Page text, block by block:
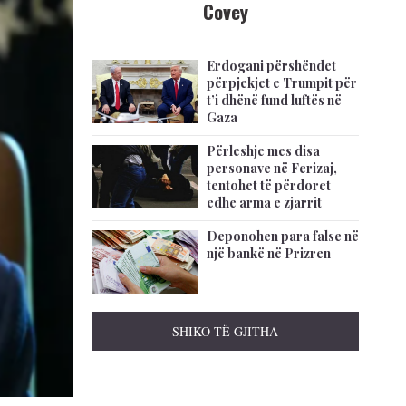
Covey
Erdogani përshëndet
përpjekjet e Trumpit për
t’i dhënë fund luftës në
Gaza
Përleshje mes disa
personave në Ferizaj,
tentohet të përdoret
edhe arma e zjarrit
Deponohen para false në
një bankë në Prizren
SHIKO TË GJITHA